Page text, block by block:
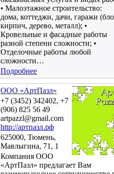
• Малоэтажное строительство:
дома, коттеджи, дачи, гаражи
кирпич, дерево, металл); •
Кровельные и фасадные работы
разной степени сложности; •
Отделочные работы любой
сложности…
Подробнее
ООО «АртПазл»
+7 (3452) 342402, +7
(906) 825 56 49
artpazzl@gmail.com
http://артпазл.рф
625000, Тюмень,
Мавлыгина, 71, 1
Компания ООО
«АртПазл» предлагает Вам